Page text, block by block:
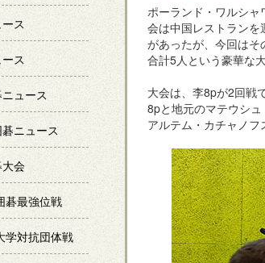
ス
ス
ュース
ニュース
会
碁最強位戦
学対抗団体戦
ポーランド・ワルシ
会は中国レストラン
があったが、今回は
合計5人という豪華な
大会は、李8pが2回戦
8pと地元のマテウシ
アルテム・カチャノフ